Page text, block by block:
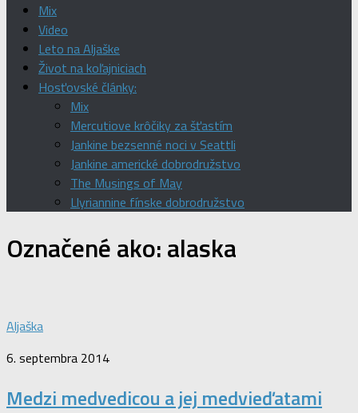
Mix
Video
Leto na Aljaške
Život na koľajniciach
Hosťovské články:
Mix
Mercutiove krôčiky za šťastím
Jankine bezsenné noci v Seattli
Jankine americké dobrodružstvo
The Musings of May
Llyriannine fínske dobrodružstvo
Označené ako:alaska
Aljaška
6. septembra 2014
Medzi medvedicou a jej medvieďatami